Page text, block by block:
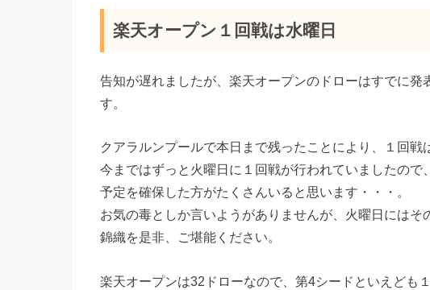
楽天オープン１回戦は水曜日
告知が遅れましたが、楽天オープンのドローはすでに発
す。
クアラルンプールで本日まで残ったことにより、１回戦
今まではずっと火曜日に１回戦が行われていましたので
予定を確保した方がたくさんいると思います・・・。
お気の毒としか言いようがありませんが、火曜日には
錦織を是非、ご堪能ください。
楽天オープンは32ドローなので、第4シードといえども